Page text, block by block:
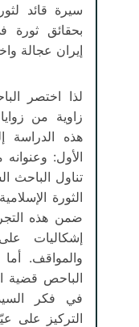
سيرة قائد
بحقائق ثورة
إيران عجالة
لذا اختصر
زاوية من
هذه الدراسة
الأول: وعنوانه
تناول الباحث
الثورة
ضمن هذه
إشكاليات
والمواقف. أما
الباحص قضية
في فكر
التركيز على